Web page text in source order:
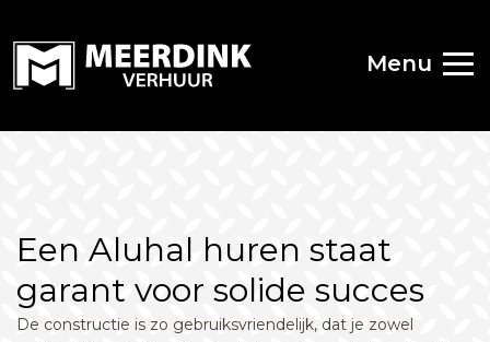
Menu
Een Aluhal huren staat
garant voor solide succes
De constructie is zo gebruiksvriendelijk, dat je zowel